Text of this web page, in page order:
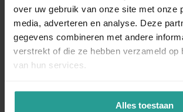
over uw gebruik van onze site met onze
media, adverteren en analyse. Deze
gegevens combineren met andere
verstrekt of die ze hebben verzameld op
van hun services.
Alles toestaan
NEEM CONTACT MET ONS OP
Binnen 1 werkdag antwoord